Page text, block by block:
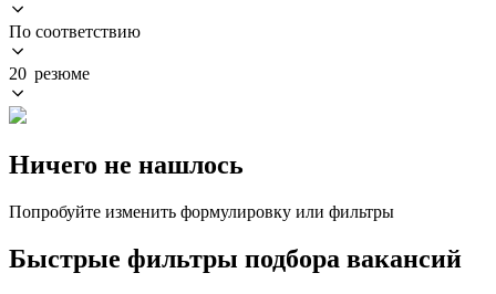
По соответствию
20 резюме
Ничего не нашлось
Попробуйте изменить формулировку или фильтры
Быстрые фильтры подбора вакансий